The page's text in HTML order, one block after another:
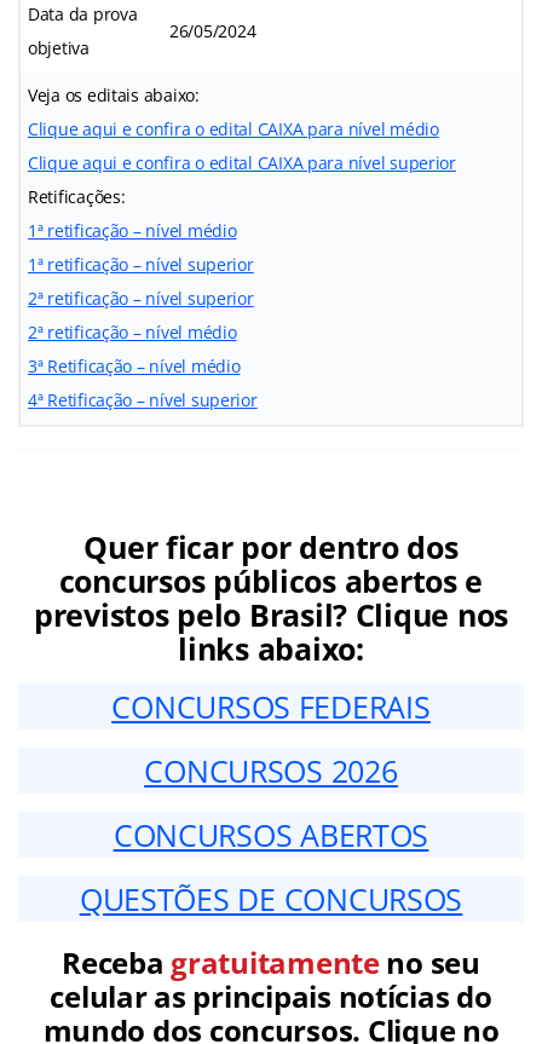
Data da prova
objetiva
26/05/2024
Veja os editais abaixo:
Clique aqui e confira o edital CAIXA para nível médio
Clique aqui e confira o edital CAIXA para nível superior
Retificações:
1ª retificação – nível médio
1ª retificação – nível superior
2ª retificação – nível superior
2ª retificação – nível médio
3ª Retificação – nível médio
4ª Retificação – nível superior
Quer ficar por dentro dos
concursos públicos abertos e
previstos pelo Brasil? Clique nos
links abaixo:
CONCURSOS FEDERAIS
CONCURSOS 2026
CONCURSOS ABERTOS
QUESTÕES DE CONCURSOS
Receba gratuitamenteno seu
celular as principais notícias do
mundo dos concursos. Clique no